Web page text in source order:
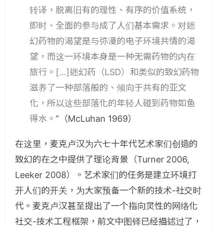
转译，脱离旧有的理性、有序的价值系统，
即时、全面的参与成了人们基本需求。对迷
幻药物的渴望是与弥漫的电子环境共情的渴
望，而这一环境本身是一种无需药物的内在
旅行。[…]迷幻药（LSD）和类似的致幻药物
滋养了一种部落般的、倾向于共有的亚文
化，所以这些部落化的年轻人碰到药物如鱼
得水。”（McLuhan 1969）
在这里，麦克卢汉为六七十年代艺术家们创造的
致幻的在之中提供了理论背景（Turner 2006,
Leeker 2008）。艺术家们的任务是建立环境打
开人们的开关，为大家预备一个新的技术-社交时
代。麦克卢汉甚至提出了一个指向灵性的网络化
社交-技术工程框架，前文中图铎已经描述过了，